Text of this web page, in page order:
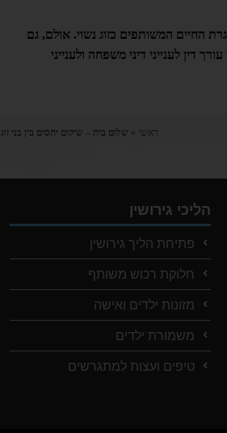
החיים המשותפים כזוג נשוי. אולם, גם
דין לענייני דיני משפחה ולענייני
ראשי » שלום בית – שיקום יחסים בין בני זוג
הליכי גירושין
פתיחת הליך גירושין
חלוקת רכוש משותף
מזונות ילדים ואישה
משמורת ילדים
טיפים ועצות למתגרשים